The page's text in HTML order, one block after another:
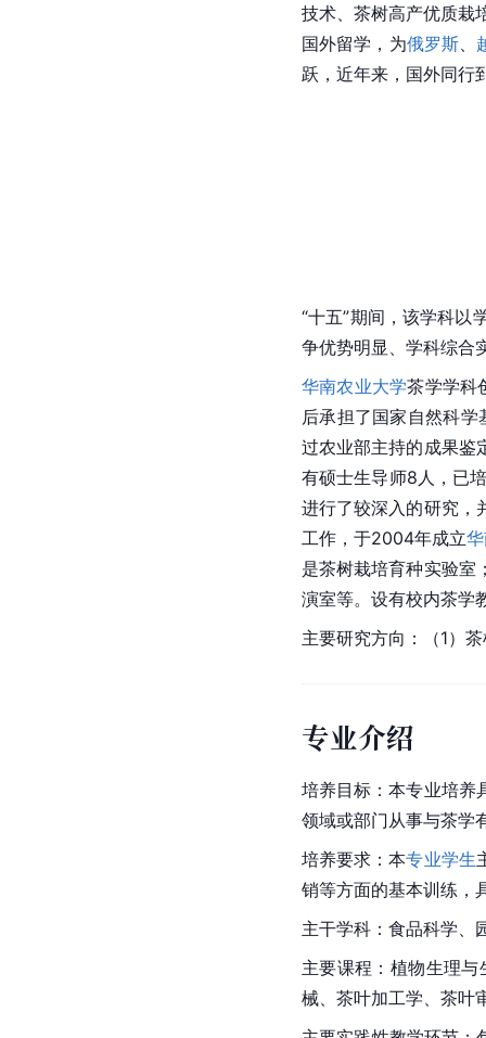
技术、茶树高产优质栽
国外留学，为俄罗斯
跃，近年来，国外同行
“十五”期间，该学科以
争优势明显、学科综合
华南农业大学茶学学科
后承担了国家自然科学
过农业部主持的成果鉴
有硕士生导师8人，已
进行了较深入的研究，
工作，于2004年成立
是茶树栽培育种实验室
演室等。设有校内茶学
主要研究方向：（1）
专业介绍
培养目标：本专业培养
领域或部门从事与茶学
培养要求：本专业学生
销等方面的基本训练，
主干学科：食品科学、
主要课程：植物生理与
械、茶叶加工学、茶叶